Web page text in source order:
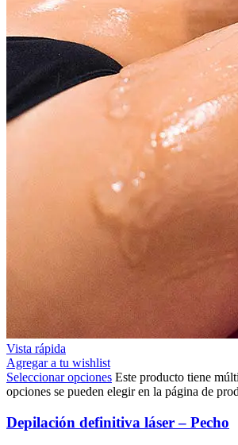
Vista rápida
Agregar a tu wishlist
Seleccionar opciones Este producto tiene
opciones se pueden elegir en la página de
Depilación definitiva láser – Pecho